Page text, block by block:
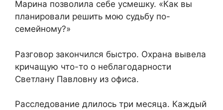
Марина позволила себе усмешку. «Как вы
планировали решить мою судьбу по-
семейному?»
Разговор закончился быстро. Охрана вывела
кричащую что-то о неблагодарности
Светлану Павловну из офиса.
Расследование длилось три месяца. Каждый